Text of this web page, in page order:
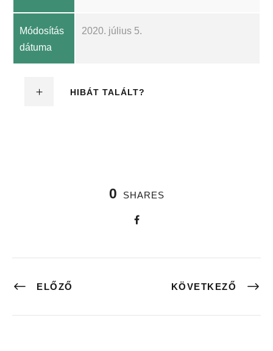
Módosítás
dátuma
2020. július 5.
HIBÁT TALÁLT?
0 SHARES
ELŐZŐ KÖVETKEZŐ